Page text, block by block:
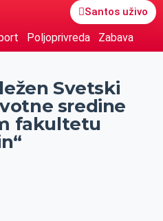
Santos uživo
Poljoprivreda Zabava
Svetski
sredine
fakultetu